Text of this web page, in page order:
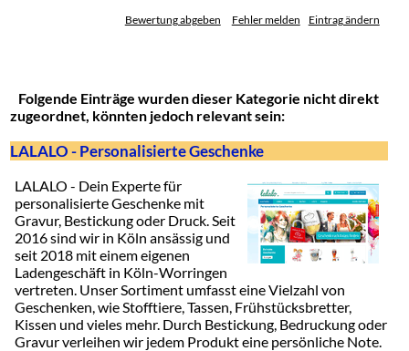
Bewertung abgeben Fehler melden Eintrag ändern
Folgende Einträge wurden dieser Kategorie nicht direkt
zugeordnet, könnten jedoch relevant sein:
LALALO - Personalisierte Geschenke
LALALO - Dein Experte für
personalisierte Geschenke mit
Gravur, Bestickung oder Druck. Seit
2016 sind wir in Köln ansässig und
seit 2018 mit einem eigenen
Ladengeschäft in Köln-Worringen
vertreten. Unser Sortiment umfasst eine Vielzahl von
Geschenken, wie Stofftiere, Tassen, Frühstücksbretter,
Kissen und vieles mehr. Durch Bestickung, Bedruckung oder
Gravur verleihen wir jedem Produkt eine persönliche Note.